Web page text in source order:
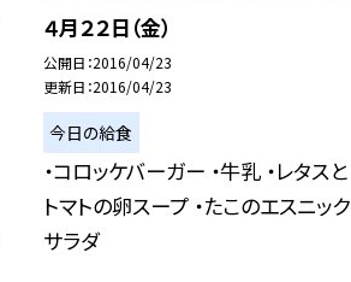
４月２２日（金）
公開日 2016/04/23
更新日 2016/04/23
今日の給食
・コロッケバーガー ・牛乳 ・レタスと
トマトの卵スープ ・たこのエスニック
サラダ